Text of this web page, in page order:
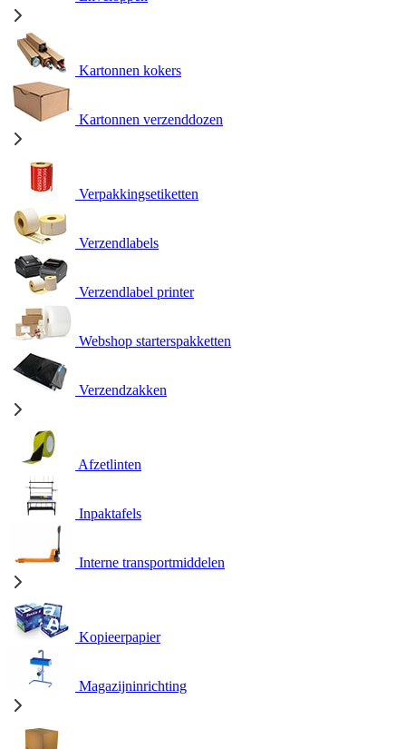
Kartonnen kokers
Kartonnen verzenddozen
Verpakkingsetiketten
Verzendlabels
Verzendlabel printer
Webshop starterspakketten
Verzendzakken
Afzetlinten
Inpaktafels
Interne transportmiddelen
Kopieerpapier
Magazijninrichting